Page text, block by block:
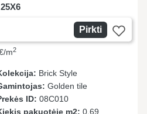
Pirkti
m2
Brick Style
Golden tile
ID: 08С010
pakuotėje m2: 0,69